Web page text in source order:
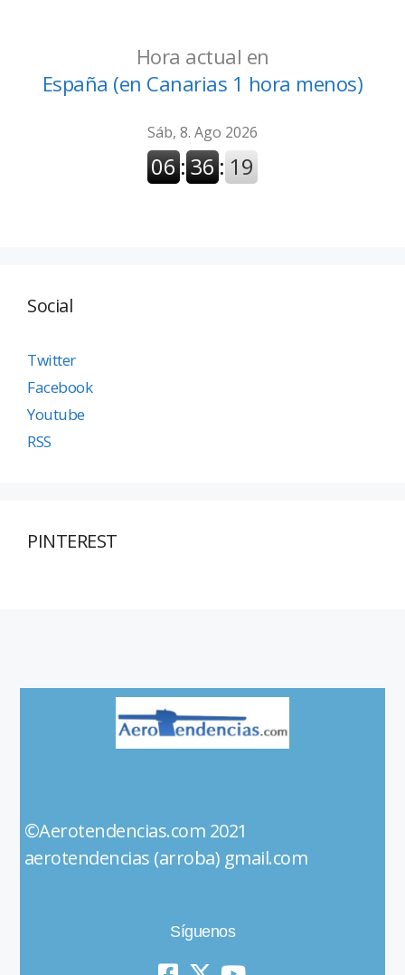
Hora actual en
España (en Canarias 1 hora menos)
Social
Twitter
Facebook
Youtube
RSS
PINTEREST
©Aerotendencias.com 2021
aerotendencias (arroba) gmail.com
Síguenos